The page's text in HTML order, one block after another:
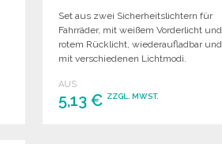
Set aus zwei Sicherheitslichtern für
Fahrräder, mit weißem Vorderlicht und
rotem Rücklicht, wiederaufladbar und
mit verschiedenen Lichtmodi.
AUS
5,13 € ZZGL. MWST.